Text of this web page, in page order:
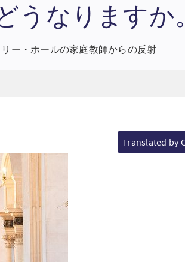
うなりますか。
ー・ホールの家庭教師からの反射
Translated by